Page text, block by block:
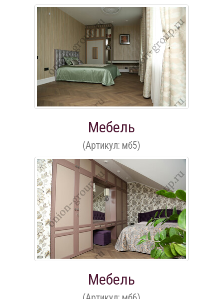
Мебель
(Артикул: мб5)
Мебель